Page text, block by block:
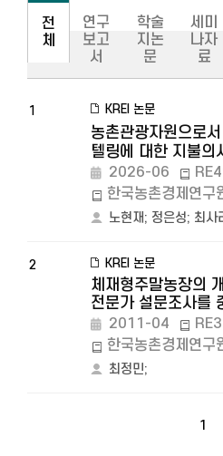
전
체
연구
보고
서
학술
지논
문
세미
나자
료
1 KREI 논문
농촌관광자원으로
텔링에 대한 지불의
2026-06
한국농촌경제연구
노현재; 정은성; 최사
2 KREI 논문
체재형주말농장의
전문가 설문조사를
2011-04
한국농촌경제연구
최정민;
1